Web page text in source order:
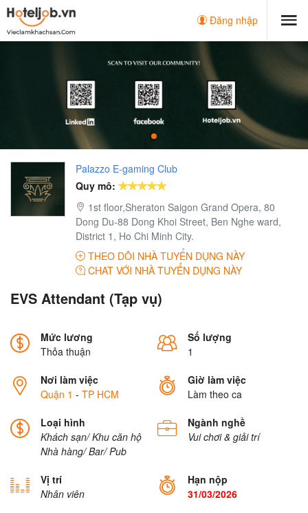
Đăng nhập
Palazzo E-gaming Club
Quy mô:
1st floor,Sheraton Saigon Grand Opera, 80
Dong Du-88 Dong Khoi Street, Ben Nghe ward,
District 1, Ho Chi Minh City.
THEO DÕI NHÀ TUYỂN DỤNG NÀY
CHAT VỚI NHÀ TUYỂN DỤNG NÀY
EVS Attendant (Tạp vụ)
Mức lương
Thỏa thuận
Số lượng
1
Nơi làm việc
Quận 1 - TP HCM
Giờ làm việc
Làm theo ca
Loại hình
Khách sạn/ Khu căn hộ
Nhà hàng/ Bar/ Pub
Ngành nghề
Vui chơi & giải trí
Vị trí
Nhân viên
Hạn nộp
31/03/2026